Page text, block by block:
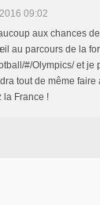
09:02
aux chances
au parcours de la
#/Olympics/ et
tout de même
la France !